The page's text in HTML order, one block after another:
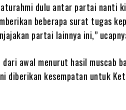
dulu antar partai nanti
beberapa surat tugas
partai lainnya ini,”
awal menurut hasil muscab
diberikan kesempatan untuk